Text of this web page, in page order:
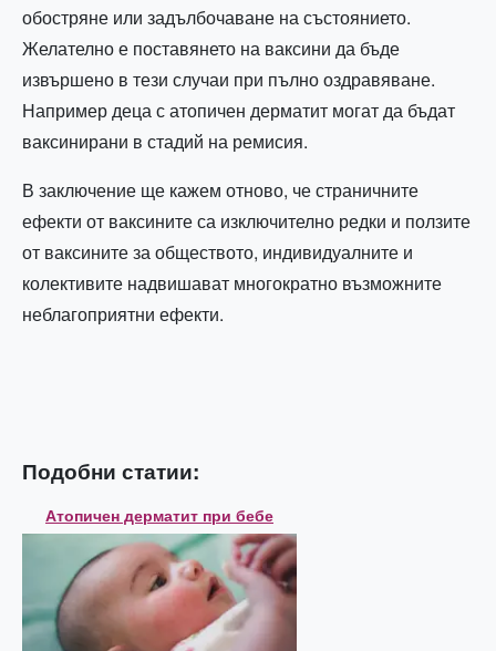
обостряне или задълбочаване на състоянието.
Желателно е поставянето на ваксини да бъде
извършено в тези случаи при пълно оздравяване.
Например деца с атопичен дерматит могат да бъдат
ваксинирани в стадий на ремисия.
В заключение ще кажем отново, че страничните
ефекти от ваксините са изключително редки и ползите
от ваксините за обществото, индивидуалните и
колективите надвишават многократно възможните
неблагоприятни ефекти.
Подобни статии:
Атопичен дерматит при бебе